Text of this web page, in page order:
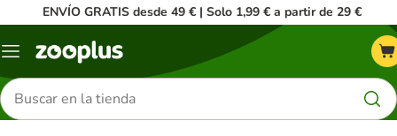
ENVÍO GRATIS desde 49 € | Solo 1,99 € a partir de 29 €
Menú
Buscar
productos